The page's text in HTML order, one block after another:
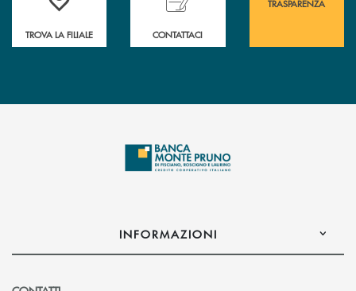
TROVA LA FILIALE CONTATTACI
TRASPARENZA
INFORMAZIONI